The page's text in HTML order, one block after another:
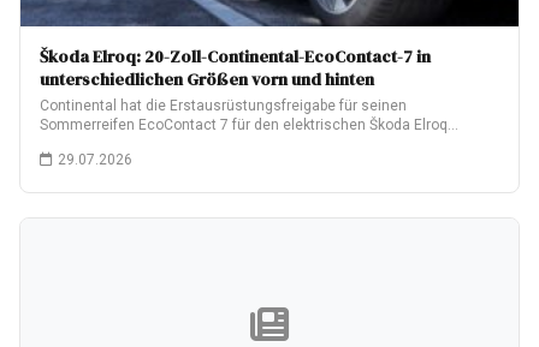
Škoda Elroq: 20-Zoll-Continental-EcoContact-7 in
unterschiedlichen Größen vorn und hinten
Continental hat die Erstausrüstungsfreigabe für seinen
Sommerreifen EcoContact 7 für den elektrischen Škoda Elroq
29.07.2026